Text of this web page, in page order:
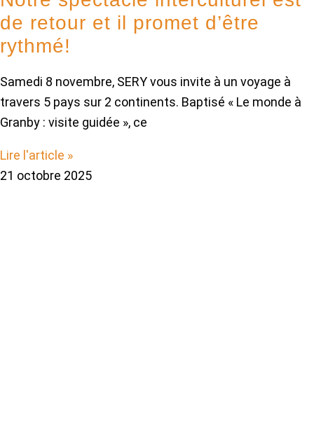
de retour et il promet d’être
rythmé!
Samedi 8 novembre, SERY vous invite à un voyage à
travers 5 pays sur 2 continents. Baptisé « Le monde à
Granby : visite guidée », ce
Lire l'article »
21 octobre 2025